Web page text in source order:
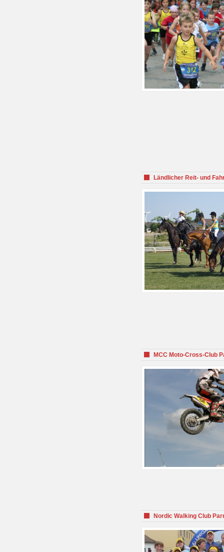
Ländlicher Reit- und
MCC Moto-Cross-Club
Nordic Walking Club